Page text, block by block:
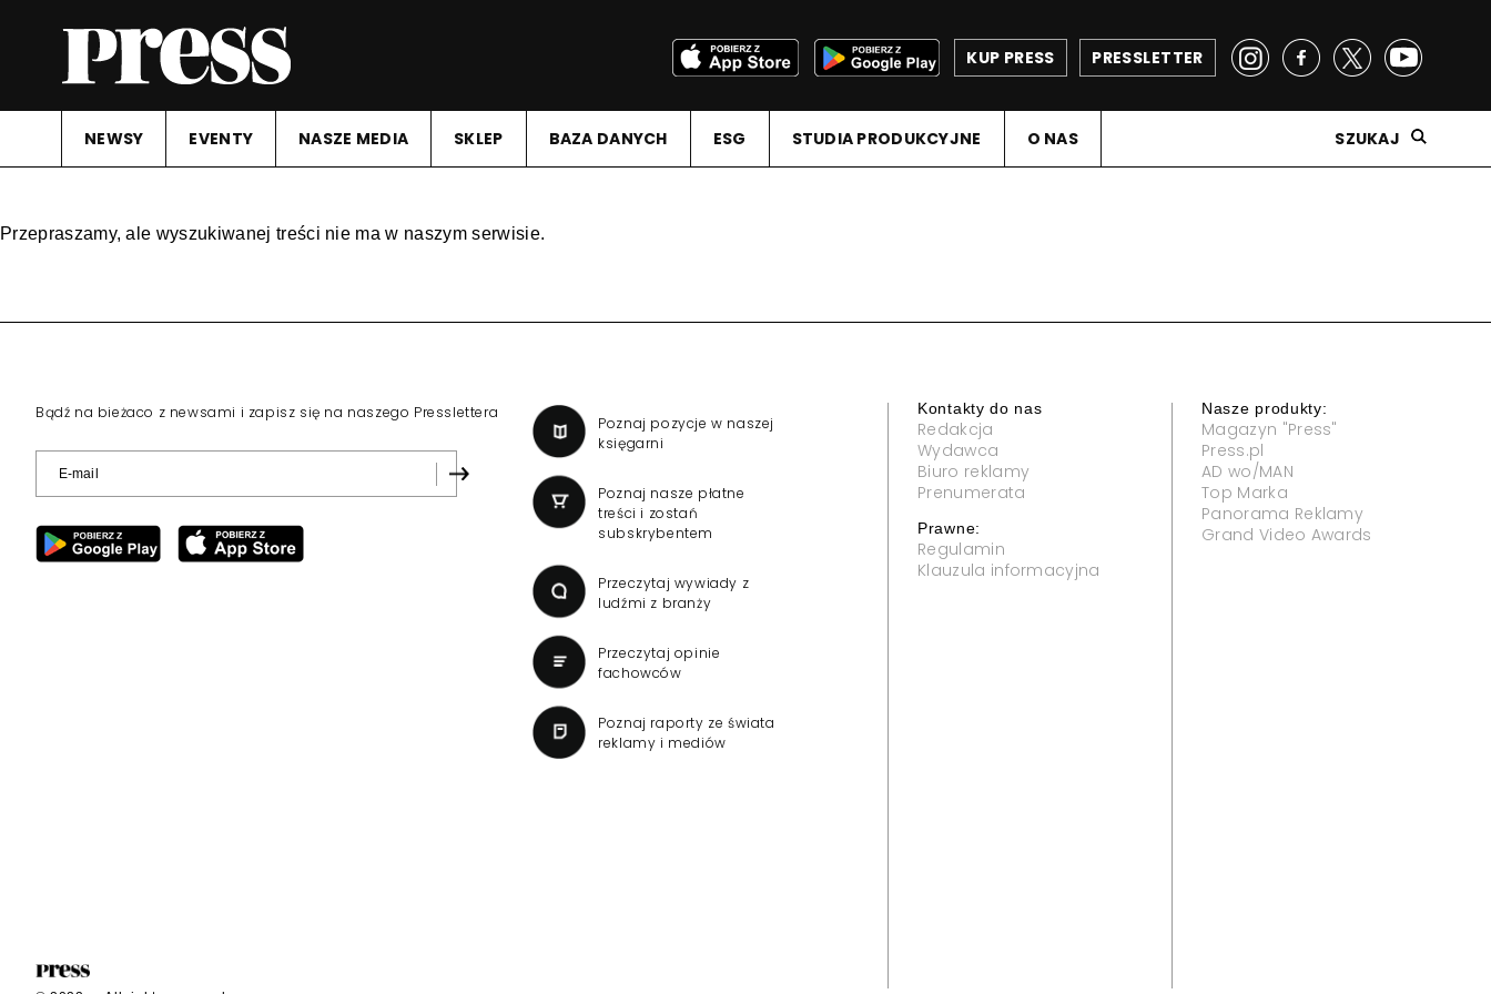
PRESSLETTER
KUP PRESS
NEWSY EVENTY NASZE MEDIA SKLEP BAZA DANYCH ESG STUDIA PRODUKCYJNE O NAS SZUKAJ
Przepraszamy, ale wyszukiwanej treści nie ma w naszym serwisie.
Bądź na bieżaco z newsami i zapisz się na naszego Presslettera
Poznaj pozycje w naszej
księgarni
Poznaj nasze płatne
treści i zostań
subskrybentem
Przeczytaj wywiady z
ludźmi z branży
Przeczytaj opinie
fachowców
Poznaj raporty ze świata
reklamy i mediów
Kontakty do nas
Redakcja
Wydawca
Biuro reklamy
Prenumerata
Prawne:
Regulamin
Klauzula informacyjna
Nasze produkty:
Magazyn "Press"
Press.pl
AD wo/MAN
Top Marka
Panorama Reklamy
Grand Video Awards